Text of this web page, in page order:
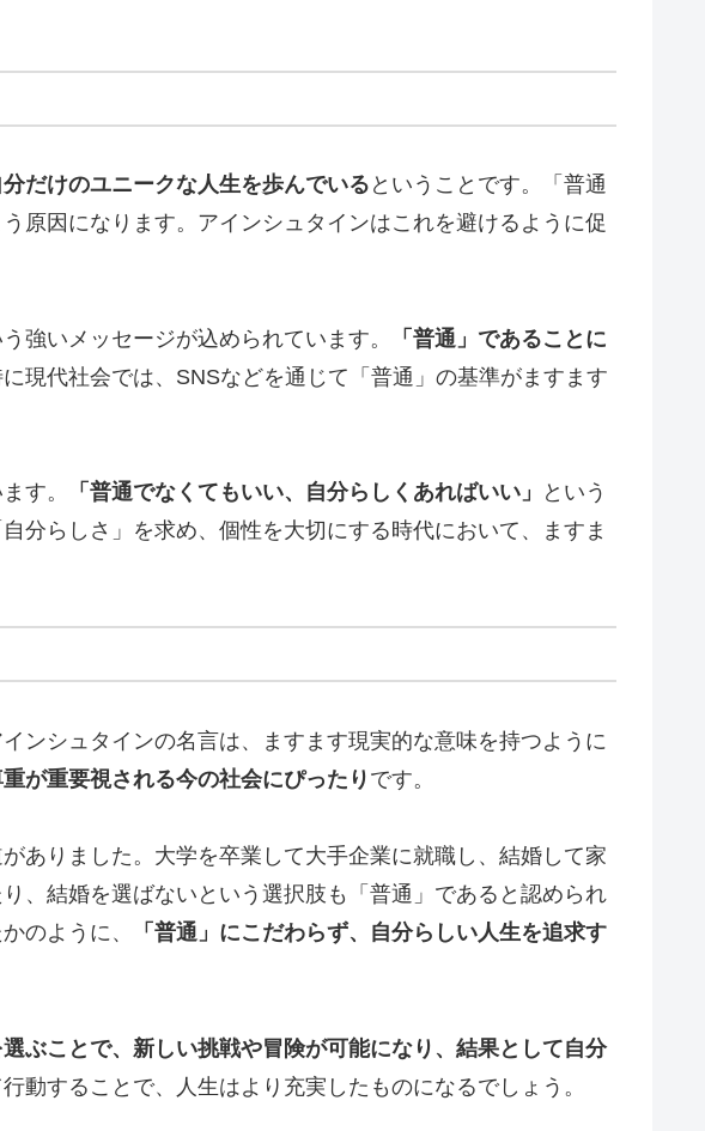
分だけのユニークな人生を歩んでいるということです。「普通
原因になります。アインシュタインはこれを避けるように促
強いメッセージが込められています。
「普通」であることに
現代社会では、SNSなどを通じて「普通」の基準がますます
す。 「普通でなくてもいい、自分らしくあればいい」
という
分らしさ」を求め、個性を大切にする時代において、ますま
ンシュタインの名言は、ますます現実的な意味を持つように
が重要視される今の社会にぴったり です。
ありました。大学を卒業して大手企業に就職し、結婚して家
、結婚を選ばないという選択肢も「普通」であると認められ
のように、
「普通」にこだわらず、自分らしい人生を追求す
ぶことで、新しい挑戦や冒険が可能になり、結果として自分
動することで、人生はより充実したものになるでしょう。